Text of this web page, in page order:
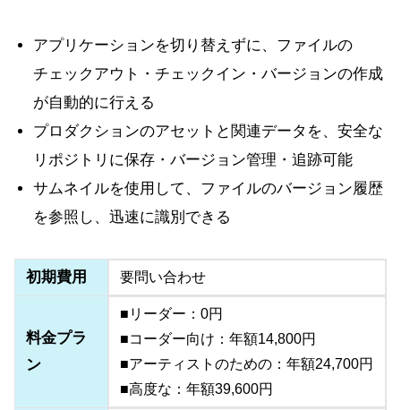
アプリケーションを切り替えずに、ファイルの
チェックアウト・チェックイン・バージョンの作成
が自動的に行える
プロダクションのアセットと関連データを、安全な
リポジトリに保存・バージョン管理・追跡可能
サムネイルを使用して、ファイルのバージョン履歴
を参照し、迅速に識別できる
初期費用 要問い合わせ
料金プラ
ン
■リーダー：0円
■コーダー向け：年額14,800円
■アーティストのための：年額24,700円
■高度な：年額39,600円